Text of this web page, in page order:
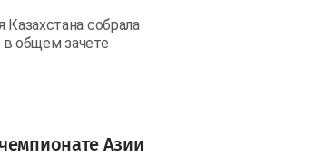
собрала
в общем зачете
Азии